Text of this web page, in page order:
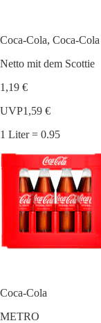
Coca-Cola, Coca-
Netto mit dem Scottie
1,19 €
UVP1,59 €
1 Liter = 0.95
Coca-Cola
METRO